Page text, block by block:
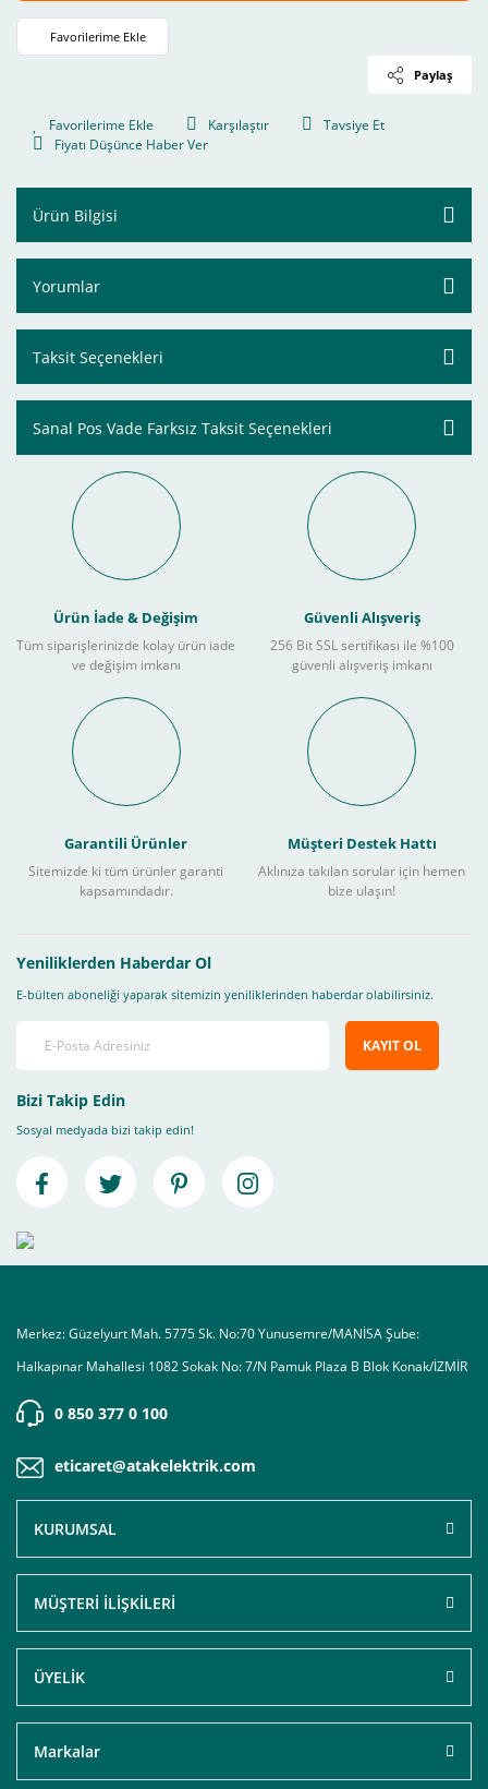
Paylaş
Karşılaştır
Tavsiye Et
Fiyatı Düşünce Haber Ver
Ürün Bilgisi
Yorumlar
Taksit Seçenekleri
Sanal Pos Vade Farksız Taksit Seçenekleri
Ürün İade & Değişim
Tüm siparişlerinizde kolay ürün iade
ve değişim imkanı
Güvenli Alışveriş
256 Bit SSL sertifikası ile %100
güvenli alışveriş imkanı
Garantili Ürünler
Sitemizde ki tüm ürünler garanti
kapsamındadır.
Müşteri Destek Hattı
Aklınıza takılan sorular için hemen
bize ulaşın!
Yeniliklerden Haberdar Ol
E-bülten aboneliği yaparak sitemizin yeniliklerinden haberdar olabilirsiniz.
KAYIT OL
Bizi Takip Edin
Sosyal medyada bizi takip edin!
Merkez: Güzelyurt Mah. 5775 Sk. No:70 Yunusemre/MANİSA Şube:
Halkapınar Mahallesi 1082 Sokak No: 7/N Pamuk Plaza B Blok Konak/İZMİR
0 850 377 0 100
eticaret@atakelektrik.com
KURUMSAL
MÜŞTERİ İLİŞKİLERİ
ÜYELİK
Markalar